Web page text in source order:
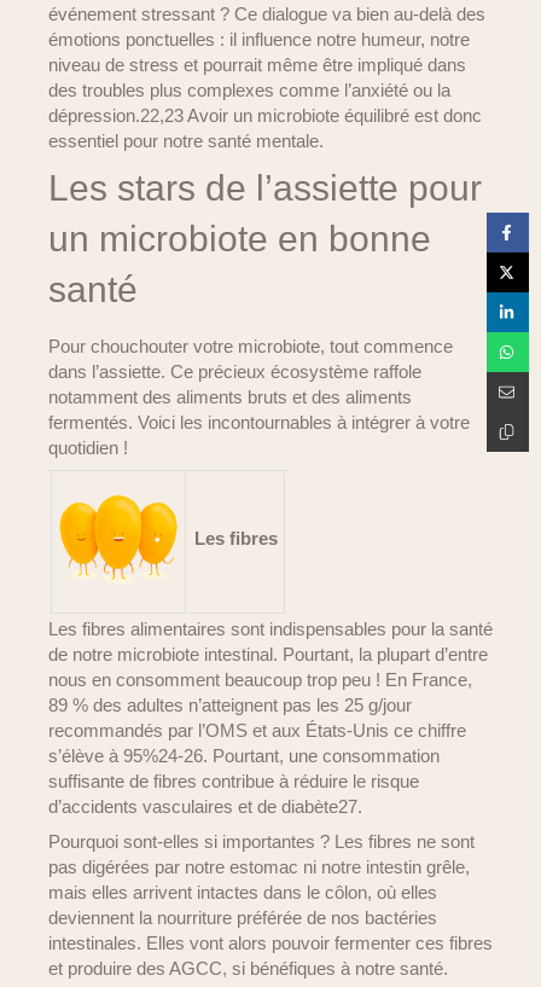
événement stressant ? Ce dialogue va bien au-delà des
émotions ponctuelles : il influence notre humeur, notre
niveau de stress et pourrait même être impliqué dans
des troubles plus complexes comme l’anxiété ou la
dépression.22,23 Avoir un microbiote équilibré est donc
essentiel pour notre santé mentale.
Les stars de l’assiette pour
un microbiote en bonne
santé
Pour chouchouter votre microbiote, tout commence
dans l’assiette. Ce précieux écosystème raffole
notamment des aliments bruts et des aliments
fermentés. Voici les incontournables à intégrer à votre
quotidien !
Les fibres
Les fibres alimentaires sont indispensables pour la santé
de notre microbiote intestinal. Pourtant, la plupart d’entre
nous en consomment beaucoup trop peu ! En France,
89 % des adultes n’atteignent pas les 25 g/jour
recommandés par l’OMS et aux États-Unis ce chiffre
s’élève à 95%24-26. Pourtant, une consommation
suffisante de fibres contribue à réduire le risque
d’accidents vasculaires et de diabète27.
Pourquoi sont-elles si importantes ? Les fibres ne sont
pas digérées par notre estomac ni notre intestin grêle,
mais elles arrivent intactes dans le côlon, où elles
deviennent la nourriture préférée de nos bactéries
intestinales. Elles vont alors pouvoir fermenter ces fibres
et produire des AGCC, si bénéfiques à notre santé.